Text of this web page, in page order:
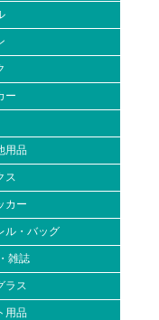
ー
用品
ス
カー
ル・バッグ
雑誌
ラス
用品